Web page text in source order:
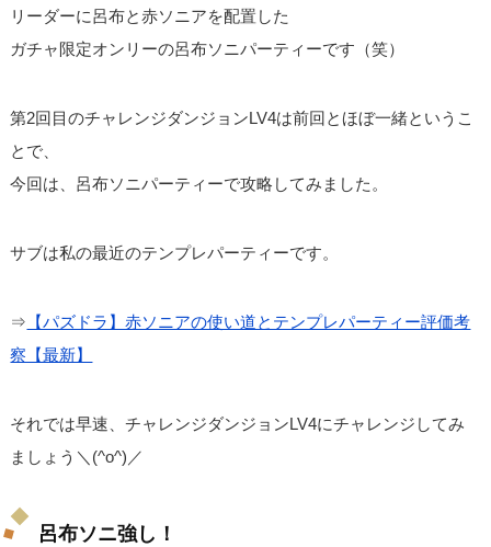
リーダーに呂布と赤ソニアを配置した
ガチャ限定オンリーの呂布ソニパーティーです（笑）
第2回目のチャレンジダンジョンLV4は前回とほぼ一緒というこ
とで、
今回は、呂布ソニパーティーで攻略してみました。
サブは私の最近のテンプレパーティーです。
⇒ 【パズドラ】赤ソニアの使い道とテンプレパーティー評価考
察【最新】
それでは早速、チャレンジダンジョンLV4にチャレンジしてみ
ましょう＼(^o^)／
呂布ソニ強し！